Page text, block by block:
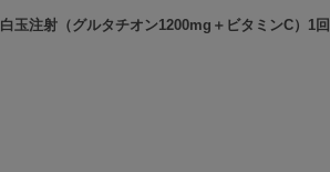
白玉注射（グルタチオン1200mg＋ビタミンC）1回